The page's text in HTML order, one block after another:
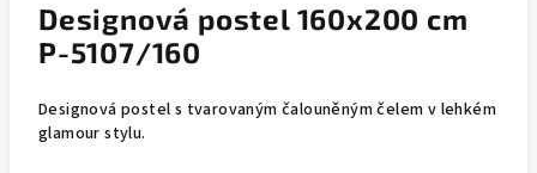
Designová postel 160x200 cm
P-5107/160
Designová postel s tvarovaným čalouněným čelem v lehkém
glamour stylu.